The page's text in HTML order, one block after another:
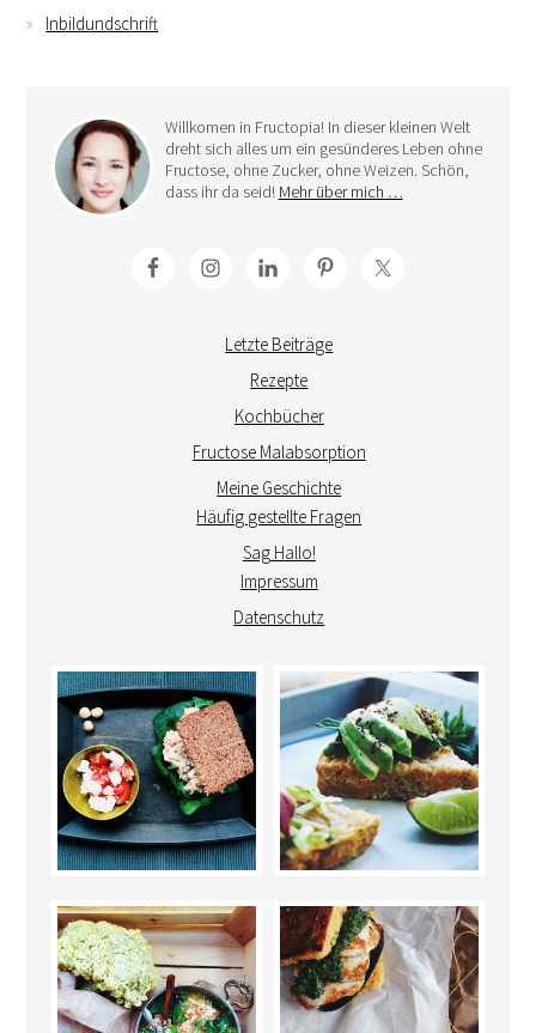
Inbildundschrift
Willkomen in Fructopia! In dieser kleinen Welt
dreht sich alles um ein gesünderes Leben ohne
Fructose, ohne Zucker, ohne Weizen. Schön,
dass ihr da seid! Mehr über mich …
Letzte Beiträge
Rezepte
Kochbücher
Fructose Malabsorption
Meine Geschichte
Häufig gestellte Fragen
Sag Hallo!
Impressum
Datenschutz